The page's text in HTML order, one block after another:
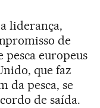
liderança,
de
pesca europeus
que faz
da pesca, se
de saída.